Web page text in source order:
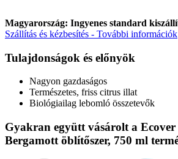
Magyarország: Ingyenes standard
Szállítás és kézbesítés - További információk
Tulajdonságok és előnyök
Nagyon gazdaságos
Természetes, friss citrus illat
Biológiailag lebomló összetevők
Gyakran együtt vásárolt a Ecover
Bergamott öblítőszer, 750 ml